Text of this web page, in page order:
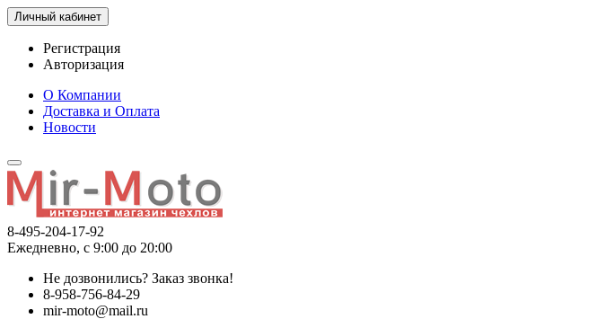
Личный кабинет
Регистрация
Авторизация
О Компании
Доставка и Оплата
Новости
8-495-204-17-92
Ежедневно, с 9:00 до 20:00
Не дозвонились? Заказ звонка!
8-958-756-84-29
mir-moto@mail.ru